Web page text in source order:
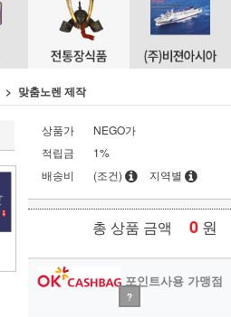
맞춤노렌 제작
상품가
NEGO가
적립금
1%
배송비
(조건) 지역별
총 상품 금액 0 원
포인트사용 가맹점
?